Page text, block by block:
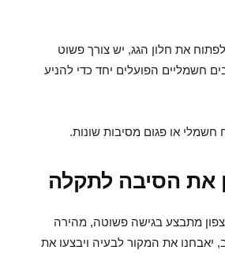
לפתוח את חלון הגג, יש צורך פשוט
חשמליים הפועלים יחד כדי להניע
חשמלי או פגום מסיבות שונות.
את הסיבה לתקלה
מתבצע בגישה פשוטה, מהירה
שיש להם ניסיו של 12 שנים בזגגות רכב, יאבחנו את המקור לבעיה ויבצעו את